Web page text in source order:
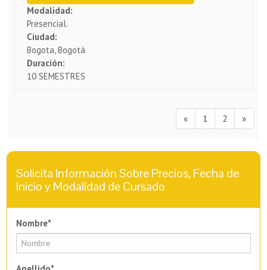
Modalidad:
Presencial.
Ciudad:
Bogota, Bogotá
Duración:
10 SEMESTRES
« 1 2 »
Solicita Información Sobre Precios, Fecha de
Inicio y Modalidad de Cursado
Nombre*